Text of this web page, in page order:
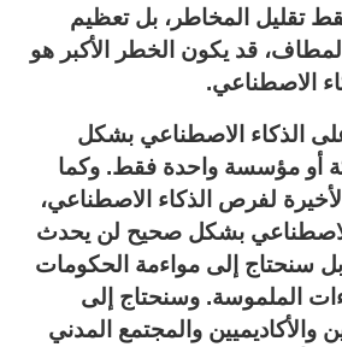
تقليل المخاطر، بل تعظيم
قد يكون الخطر الأكبر هو
الاصطناعي.
الذكاء الاصطناعي بشكل
أو مؤسسة واحدة فقط. وكما
لفرص الذكاء الاصطناعي،
بشكل صحيح لن يحدث
سنحتاج إلى مواءمة الحكومات
الملموسة. وسنحتاج إلى
والأكاديميين والمجتمع المدني